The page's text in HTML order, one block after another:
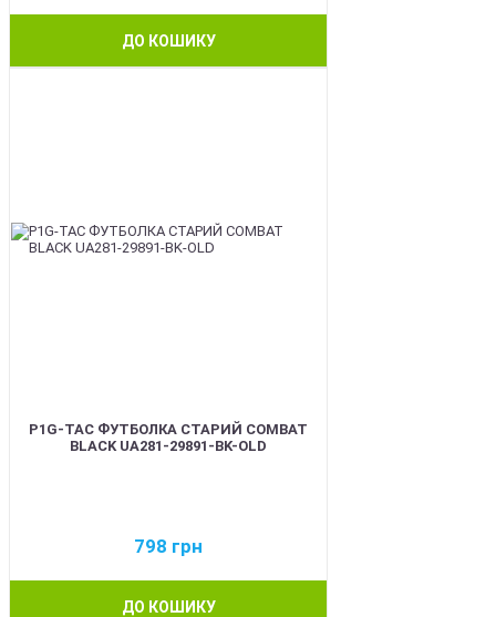
ДО КОШИКУ
P1G-TAC ФУТБОЛКА СТАРИЙ COMBAT
BLACK UA281-29891-BK-OLD
798 грн
ДО КОШИКУ